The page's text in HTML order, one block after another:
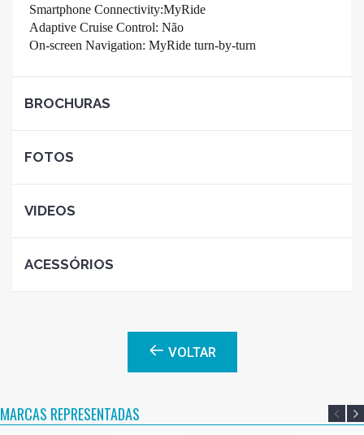
Smartphone Connectivity:MyRide
Adaptive Cruise Control: Não
On-screen Navigation: MyRide turn-by-turn
BROCHURAS
FOTOS
VIDEOS
ACESSÓRIOS
VOLTAR
MARCAS REPRESENTADAS